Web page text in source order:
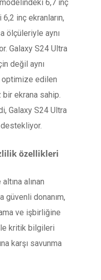
6,7 inç
inç ekranların,
ölçüleriyle aynı
Galaxy S24 Ultra
değil aynı
optimize edilen
ekrana sahip.
Galaxy S24 Ultra
özellikleri
alınan
güvenli donanım,
ve işbirliğine
kritik bilgileri
karşı savunma